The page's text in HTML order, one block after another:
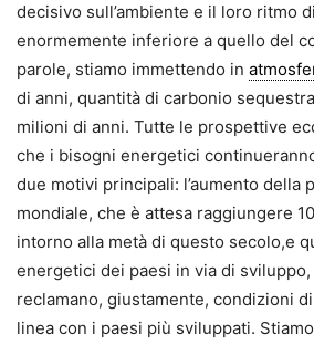
decisivo sull’ambiente e il loro ritmo
enormemente inferiore a quello del
parole, stiamo immettendo in
di anni, quantità di carbonio
milioni di anni. Tutte le prospettive
che i bisogni energetici
due motivi principali: l’aumento della
mondiale, che è attesa raggiungere
intorno alla metà di questo secolo,e
energetici dei paesi in via di
reclamano, giustamente, condizioni
linea con i paesi più sviluppati.